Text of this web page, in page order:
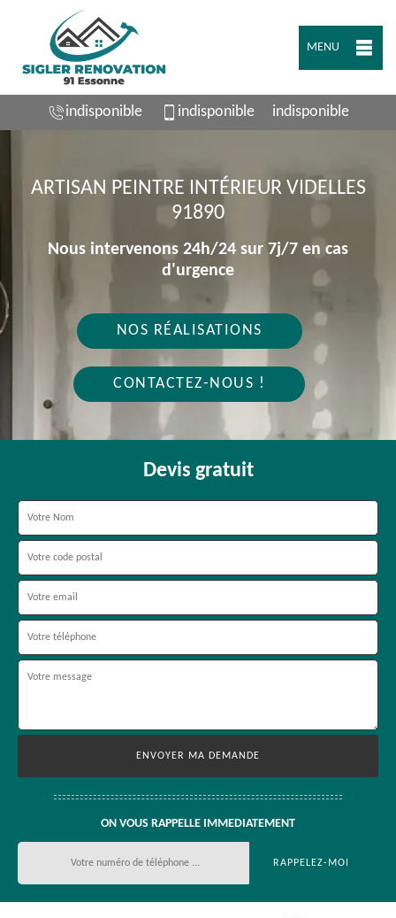
MENU
indisponible indisponible indisponible
ARTISAN PEINTRE INTÉRIEUR VIDELLES
91890
Nous intervenons 24h/24 sur 7j/7 en cas
d'urgence
NOS RÉALISATIONS
CONTACTEZ-NOUS !
Devis gratuit
ON VOUS RAPPELLE IMMEDIATEMENT